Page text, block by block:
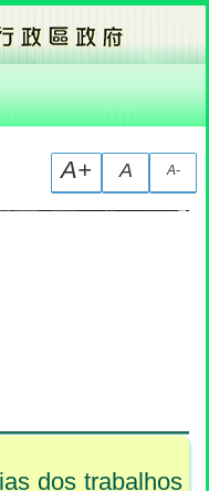
A-
A
A+
dos trabalhos